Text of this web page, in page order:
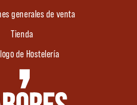
generales de venta
Tienda
de Hostelería